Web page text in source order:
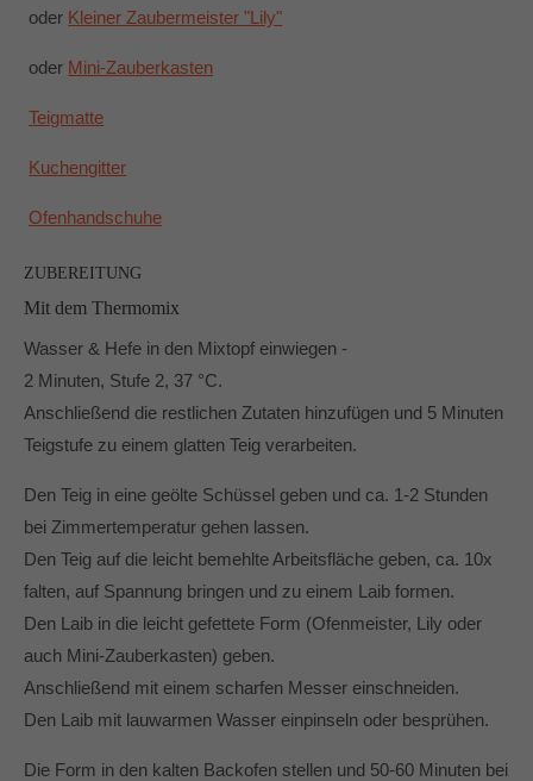
oder Kleiner Zaubermeister "Lily"
oder Mini-Zauberkasten
Teigmatte
Kuchengitter
Ofenhandschuhe
ZUBEREITUNG
Mit dem Thermomix
Wasser & Hefe in den Mixtopf einwiegen -
2 Minuten, Stufe 2, 37 °C.
Anschließend die restlichen Zutaten hinzufügen und 5 Minuten
Teigstufe zu einem glatten Teig verarbeiten.
Den Teig in eine geölte Schüssel geben und ca. 1-2 Stunden
bei Zimmertemperatur gehen lassen.
Den Teig auf die leicht bemehlte Arbeitsfläche geben, ca. 10x
falten, auf Spannung bringen und zu einem Laib formen.
Den Laib in die leicht gefettete Form (Ofenmeister, Lily oder
auch Mini-Zauberkasten) geben.
Anschließend mit einem scharfen Messer einschneiden.
Den Laib mit lauwarmen Wasser einpinseln oder besprühen.
Die Form in den kalten Backofen stellen und 50-60 Minuten bei